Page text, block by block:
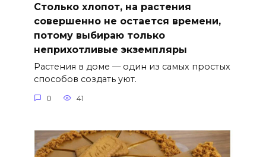
Столько хлопот, на растения
совершенно не остается времени,
потому выбираю только
неприхотливые экземпляры
Растения в доме — один из самых простых
способов создать уют.
0 41